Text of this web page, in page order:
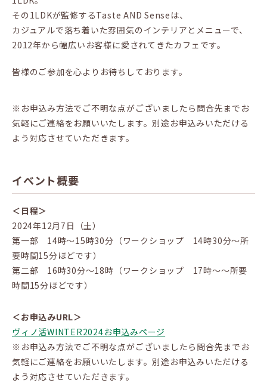
その1LDKが監修するTaste AND Senseは、
カジュアルで落ち着いた雰囲気のインテリアとメニューで、
2012年から幅広いお客様に愛されてきたカフェです。
皆様のご参加を心よりお待ちしております。
※お申込み方法でご不明な点がございましたら問合先までお
気軽にご連絡をお願いいたします。別途お申込みいただける
よう対応させていただきます。
イベント概要
＜日程＞
2024年12月7日（土）
第一部 14時～15時30分（ワークショップ 14時30分～所
要時間15分ほどです）
第二部 16時30分～18時（ワークショップ 17時～～所要
時間15分ほどです）
＜お申込みURL＞
ヴィノ活WINTER2024お申込みページ
※お申込み方法でご不明な点がございましたら問合先までお
気軽にご連絡をお願いいたします。別途お申込みいただける
よう対応させていただきます。